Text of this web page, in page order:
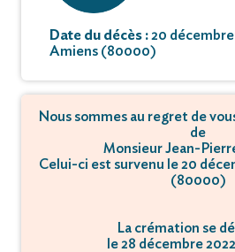
Date du décès :20 décembre
Amiens (80000)
Nous sommes au regret de
de
Monsieur Jean-
Celui-ci est survenu le 20
(80000)
La crémation se
le 28 décembre